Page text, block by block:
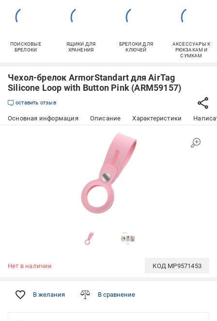
ПОИСКОВЫЕ
БРЕЛОКИ
ЯЩИКИ ДЛЯ
ХРАНЕНИЯ
БРЕЛОКИ ДЛЯ
КЛЮЧЕЙ
АКСЕССУАРЫ К
РЮКЗАКАМ И
СУМКАМ
Чехол-брелок ArmorStandart для AirTag
Silicone Loop with Button Pink (ARM59157)
оставить отзыв
Основная информация Описание Характеристики
Нет в наличии КОД MP9571453
В желания В сравнение